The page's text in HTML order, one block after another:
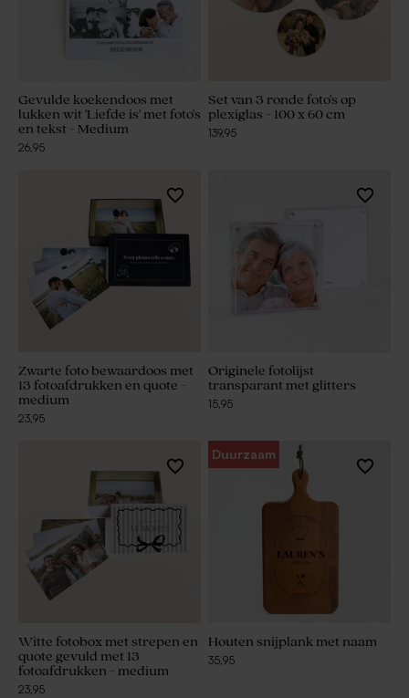
Gevulde koekendoos met
lukken wit 'Liefde is' met foto's
en tekst - Medium
26,95
Set van 3 ronde foto's op
plexiglas - 100 x 60 cm
139,95
Zwarte foto bewaardoos met
13 fotoafdrukken en quote -
medium
23,95
Originele fotolijst
transparant met glitters
15,95
Witte fotobox met strepen en
quote gevuld met 13
fotoafdrukken - medium
23,95
Duurzaam
Houten snijplank met naam
35,95